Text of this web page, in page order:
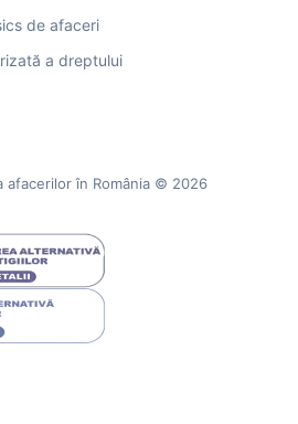
de afaceri
a dreptului
în România © 2026